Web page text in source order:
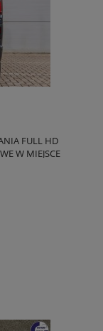
FULL HD
W MIEJSCE